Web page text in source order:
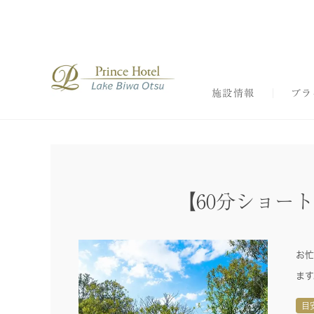
施設情報 ブ
【60分ショー
お
ま
目